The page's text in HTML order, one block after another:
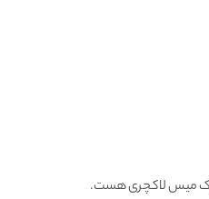
میس لاکچری هست.